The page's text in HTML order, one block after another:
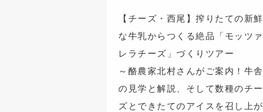
【チーズ・西尾】搾りたての新鮮
な牛乳からつくる絶品「モッツァ
レラチーズ」づくりツアー
～酪農家北村さんがご案内！牛舎
の見学と解説、そして数種のチー
ズとできたてのアイスを召し上が